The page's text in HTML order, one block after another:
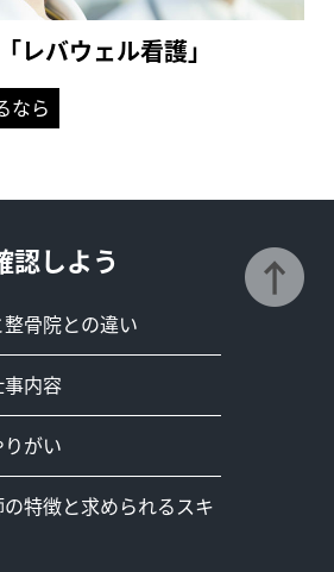
レバウェル看護」
なら
認しよう
骨院との違い
内容
がい
特徴と求められるスキ